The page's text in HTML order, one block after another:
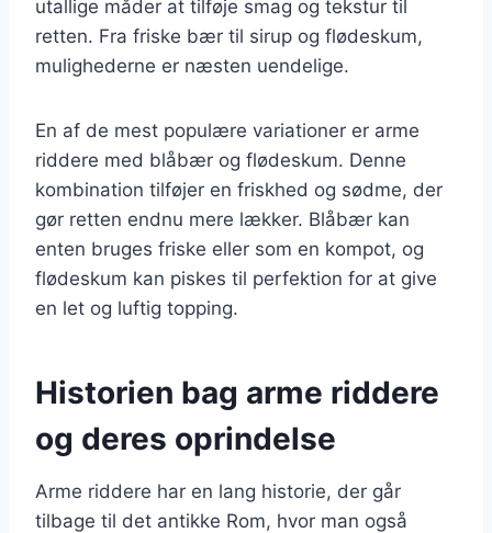
utallige måder at tilføje smag og tekstur til
retten. Fra friske bær til sirup og flødeskum,
mulighederne er næsten uendelige.
En af de mest populære variationer er arme
riddere med blåbær og flødeskum. Denne
kombination tilføjer en friskhed og sødme, der
gør retten endnu mere lækker. Blåbær kan
enten bruges friske eller som en kompot, og
flødeskum kan piskes til perfektion for at give
en let og luftig topping.
Historien bag arme riddere
og deres oprindelse
Arme riddere har en lang historie, der går
tilbage til det antikke Rom, hvor man også